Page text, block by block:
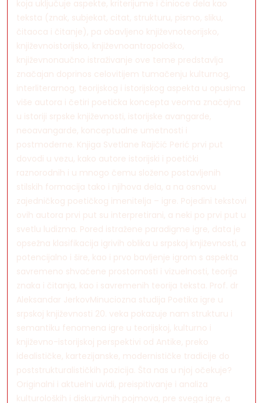
koja uključuje aspekte, kriterijume i činioce dela kao
teksta (znak, subjekat, citat, strukturu, pismo, sliku,
čitaoca i čitanje), pa obavljeno književnoteorijsko,
književnoistorijsko, književnoantropološko,
književnonaučno istraživanje ove teme predstavlja
značajan doprinos celovitijem tumačenju kulturnog,
interliterarnog, teorijskog i istorijskog aspekta u opusima
više autora i četiri poetička koncepta veoma značajna
u istoriji srpske književnosti, istorijske avangarde,
neoavangarde, konceptualne umetnosti i
postmoderne. Knjiga Svetlane Rajičić Perić prvi put
dovodi u vezu, kako autore istorijski i poetički
raznorodnih i u mnogo čemu složeno postavljenih
stilskih formacija tako i njihova dela, a na osnovu
zajedničkog poetičkog imenitelja – igre. Pojedini tekstovi
ovih autora prvi put su interpretirani, a neki po prvi put u
svetlu ludizma. Pored istražene paradigme igre, data je
opsežna klasifikacija igrivih oblika u srpskoj književnosti, a
potencijalno i šire, kao i prvo bavljenje igrom s aspekta
savremeno shvaćene prostornosti i vizuelnosti, teorija
znaka i čitanja, kao i savremenih teorija teksta. Prof. dr
Aleksandar JerkovMinuciozna studija Poetika igre u
srpskoj književnosti 20. veka pokazuje nam strukturu i
semantiku fenomena igre u teorijskoj, kulturno i
književno-istorijskoj perspektivi od Antike, preko
idealističke, kartezijanske, modernističke tradicije do
poststrukturalističkih pozicija. Šta nas u njoj očekuje?
Originalni i aktuelni uvidi, preispitivanje i analiza
kulturoloških i diskurzivnih pojmova, pre svega igre, a